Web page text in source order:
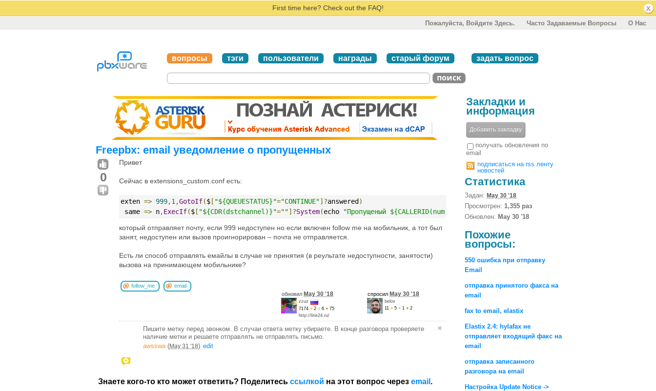
First time here? Check out the FAQ!
Пожалуйста, Войдите Здесь. Часто Задаваемые Вопросы О Нас
вопросы тэги пользователи награды старый форум задать вопрос
Freepbx: email уведомление о пропущенных
0
Привет
Сейчас в extensions_custom.conf есть:
exten => 999,1 ,GotoIf($[ "${QUEUESTATUS}"="CONTINUE"]?answered)
same => n,ExecIf($[ "${CDR(dstchannel)}"=""]?System(echo "Пропущеный ${CALLERID(num)}" sendmail f missed
который отправляет почту, если 999 недоступен но если включен follow me на мобильник, а тот был
занят, недоступен или вызов проигнорирован – почта не отправляется.
Есть ли способ отправлять емайлы в случае не принятия (в реультате недоступности, занятости)
вызова на принимающем мобильнике?
follow_me
email
спросил May 30 '18
belov
11 ● 5 ● 1 ● 2
обновил May 30 '18
zzuz
7174 ● 2 ● 6 ● 75
http://line24.ru/
Пишите метку перед звонком. В случаи ответа метку убираете. В конце разговора проверяете
наличие метки и решаете отправлять не отправлять письмо.
awsswa (May 31 '18) edit
Знаете кого-то кто может ответить? Поделитесь ссылкой на этот вопрос через email .
Закладки и
информация
Добавить закладку
получать обновления по
email
подписаться на rss ленту
новостей
Статистика
Задан: May 30 '18
Просмотрен: 1,355 раз
Обновлен: May 30 '18
Похожие
вопросы:
550 ошибка при отправку
Email
отправка принятого факса на
email
fax to email, elastix
Elastix 2.4: hylafax не
отправляет входящий факс на
email
отправка записанного
разговора на email
Настройка Update Notice ->